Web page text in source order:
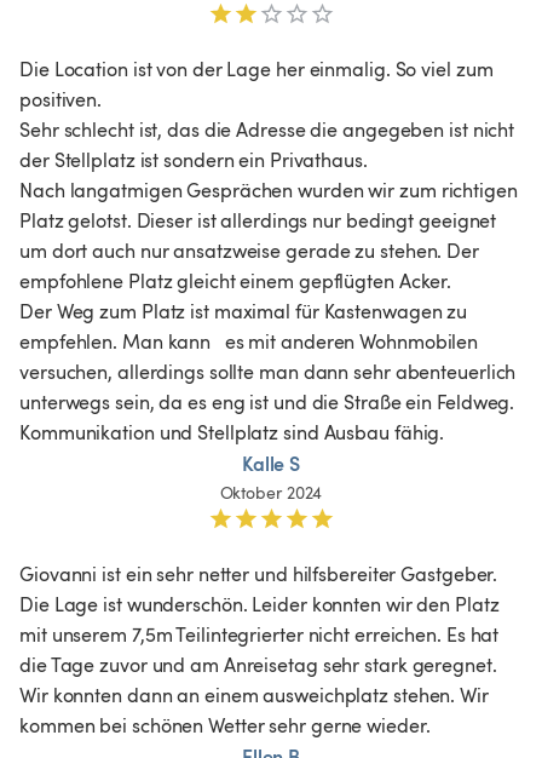
Die Location ist von der Lage her einmalig. So viel zum
positiven.
Sehr schlecht ist, das die Adresse die angegeben ist nicht
der Stellplatz ist sondern ein Privathaus.
Nach langatmigen Gesprächen wurden wir zum richtigen
Platz gelotst. Dieser ist allerdings nur bedingt geeignet
um dort auch nur ansatzweise gerade zu stehen. Der
empfohlene Platz gleicht einem gepflügten Acker.
Der Weg zum Platz ist maximal für Kastenwagen zu
empfehlen. Man kann   es mit anderen Wohnmobilen
versuchen, allerdings sollte man dann sehr abenteuerlich
unterwegs sein, da es eng ist und die Straße ein Feldweg.
Kommunikation und Stellplatz sind Ausbau fähig.
Kalle S
Oktober 2024
Giovanni ist ein sehr netter und hilfsbereiter Gastgeber.
Die Lage ist wunderschön. Leider konnten wir den Platz
mit unserem 7,5m Teilintegrierter nicht erreichen. Es hat
die Tage zuvor und am Anreisetag sehr stark geregnet.
Wir konnten dann an einem ausweichplatz stehen. Wir
kommen bei schönen Wetter sehr gerne wieder.